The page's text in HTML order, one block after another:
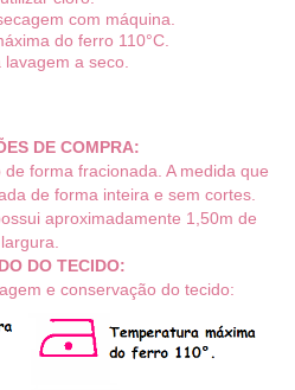
com máquina.
do ferro 110°C.
lavagem a seco.
DE COMPRA:
forma fracionada. A medida que
de forma inteira e sem cortes.
aproximadamente 1,50m de
largura.
DO TECIDO:
e conservação do tecido: